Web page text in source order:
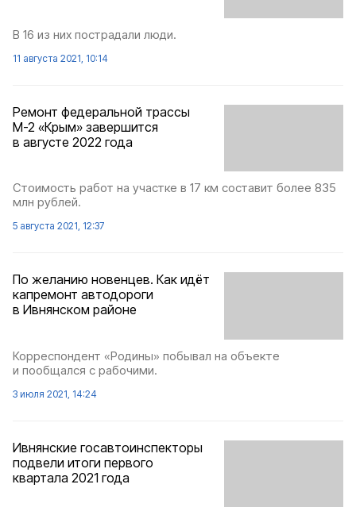
В 16 из них пострадали люди.
11 августа 2021, 10:14
Ремонт федеральной трассы
М-2 «Крым» завершится
в августе 2022 года
Стоимость работ на участке в 17 км составит более 835
млн рублей.
5 августа 2021, 12:37
По желанию новенцев. Как идёт
капремонт автодороги
в Ивнянском районе
Корреспондент «Родины» побывал на объекте
и пообщался с рабочими.
3 июля 2021, 14:24
Ивнянские госавтоинспекторы
подвели итоги первого
квартала 2021 года